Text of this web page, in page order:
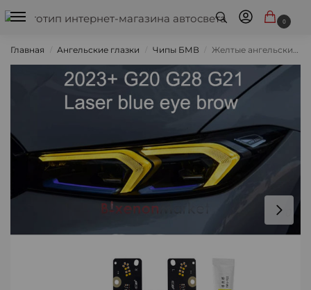
0
Главная Ангельские глазки Чипы БМВ Желтые ангельские глазки BMW G20 G28 G21 2023+